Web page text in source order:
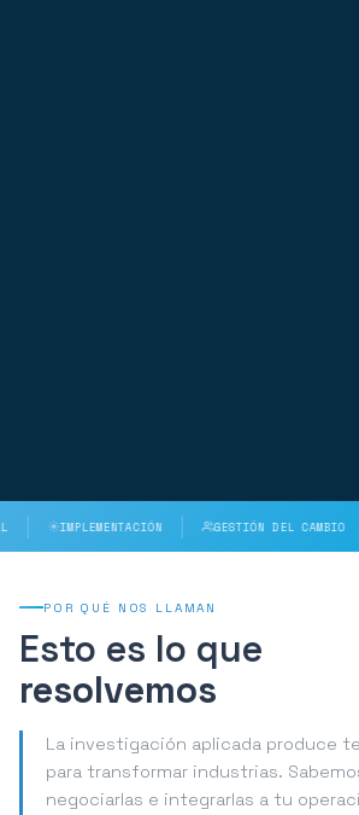
IMPLEMENTACIÓN GESTIÓN DEL CAMBIO
POR QUÉ NOS LLAMAN
Esto es lo que
resolvemos
La investigación aplicada produce
para transformar industrias.
negociarlas e integrarlas a tu